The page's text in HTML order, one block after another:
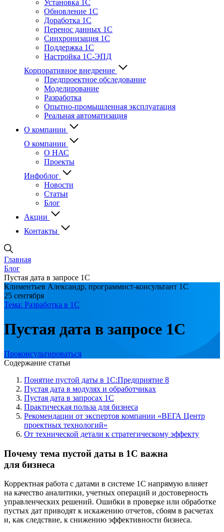
Установка 1С
Обновление 1С
Доработка 1С
Перенос данных 1С
Синхронизация 1С
Поддержка 1С
Настройка 1С-ЭПД
Корпоративное внедрение
Предпроектное обследование
Моделирование
Разработка
Опытно-промышленная эксплуатация
Реальная автоматизация
О компании
О компании
О НАС
Проекты
Инфоблог
Новости
Статьи
Блог
Акции
Контакты
Главная
Блог
Пустая дата в запросе 1С
Климентьев Александр, программист-консультант 1С
25 сентября
Тема: Разработка в 1С
Пустая дата в запросе 1С
Проконсультироваться
Содержание статьи
Понятие пустой даты в 1С:Предприятие 8
Пустая дата в модулях и обработчиках
Пустая дата в запросах 1С
Практическая польза для бизнеса
Рекомендации от экспертов компании «ВЕГА Центр
проектных технологий»
От технической детали к стратегическому эффекту
Почему тема пустой даты в 1С важна
для бизнеса
Корректная работа с датами в системе 1С напрямую влияет
на качество аналитики, учетных операций и достоверность
управленческих решений. Ошибки в проверке или обработке
пустых дат приводят к искажению отчетов, сбоям в расчетах
и, как следствие, к снижению эффективности бизнеса.